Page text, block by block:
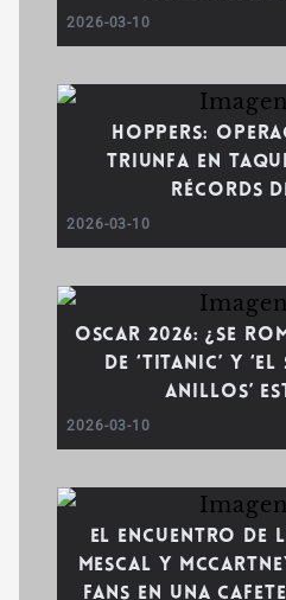
2026-03-10
Hoppers:
triunfa en
récords
2026-03-10
Oscar 2026: ¿Se
de ‘Titanic’ y
Anillos’
2026-03-10
El encuentro de
Mescal y
fans en una